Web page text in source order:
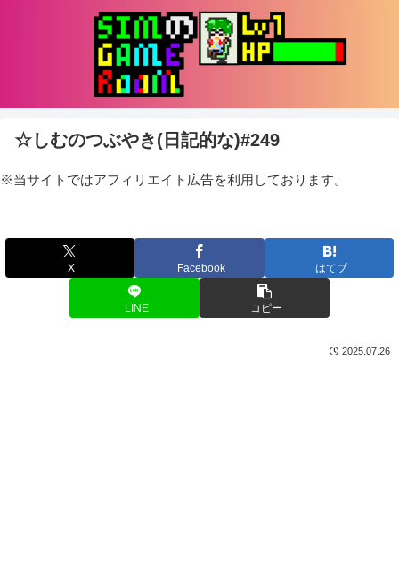
☆しむのつぶやき(日記的な)#249
※当サイトではアフィリエイト広告を利用しております。
X Facebook はてブ
LINE コピー
2025.07.26